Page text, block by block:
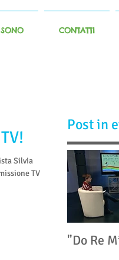
CONTATTI
Silvia
TV
Post in
"Do Re